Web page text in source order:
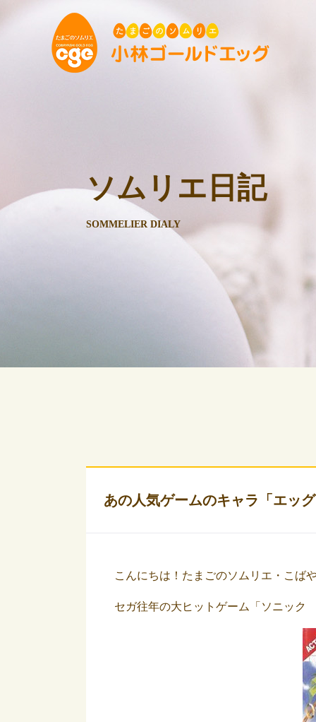
ソムリエ日記
SOMMELIER DIALY
あの人気ゲームのキャラ「エッ
こんにちは！たまごのソムリエ・こば
セガ往年の大ヒットゲーム「ソニッ